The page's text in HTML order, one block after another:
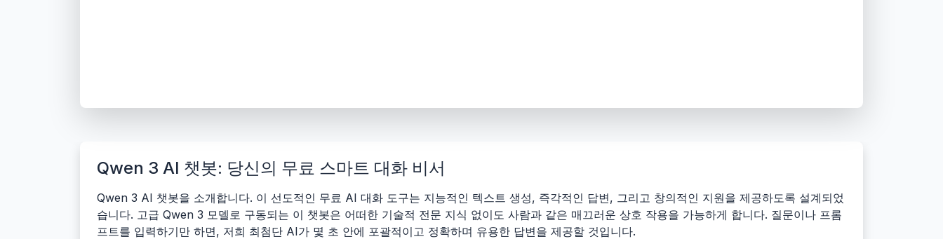
Qwen 3 AI 챗봇: 당신의 무료 스마트 대화 비서
Qwen 3 AI 챗봇을 소개합니다. 이 선도적인 무료 AI 대화 도구는 지능적인 텍스트 생성, 즉각적인 답변, 그리고 창의적인 지원을 제공하도록 설계되었
습니다. 고급 Qwen 3 모델로 구동되는 이 챗봇은 어떠한 기술적 전문 지식 없이도 사람과 같은 매끄러운 상호 작용을 가능하게 합니다. 질문이나 프롬
프트를 입력하기만 하면, 저희 최첨단 AI가 몇 초 안에 포괄적이고 정확하며 유용한 답변을 제공할 것입니다.